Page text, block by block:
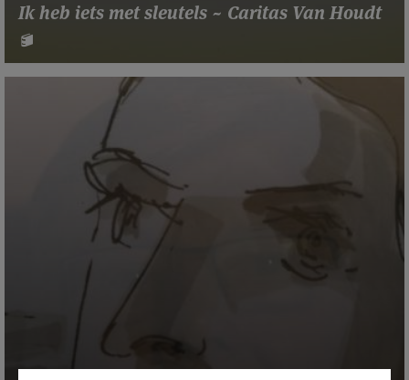
Ik heb iets met sleutels ~ Caritas Van Houdt